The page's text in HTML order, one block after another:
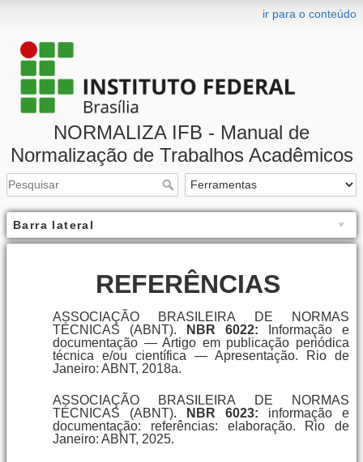
ir para o conteúdo
NORMALIZA IFB - Manual de
Normalização de Trabalhos Acadêmicos
Barra lateral
REFERÊNCIAS
ASSOCIAÇÃO BRASILEIRA DE NORMAS
TÉCNICAS (ABNT).
NBR 6022: Informação e
documentação — Artigo em publicação periódica
técnica e/ou científica — Apresentação. Rio de
Janeiro: ABNT, 2018a.
ASSOCIAÇÃO BRASILEIRA DE NORMAS
TÉCNICAS (ABNT).
NBR 6023: informação e
documentação: referências: elaboração. Rio de
Janeiro: ABNT, 2025.